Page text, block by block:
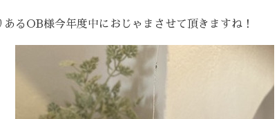
あるOB様今年度中におじゃまさせて頂きますね！